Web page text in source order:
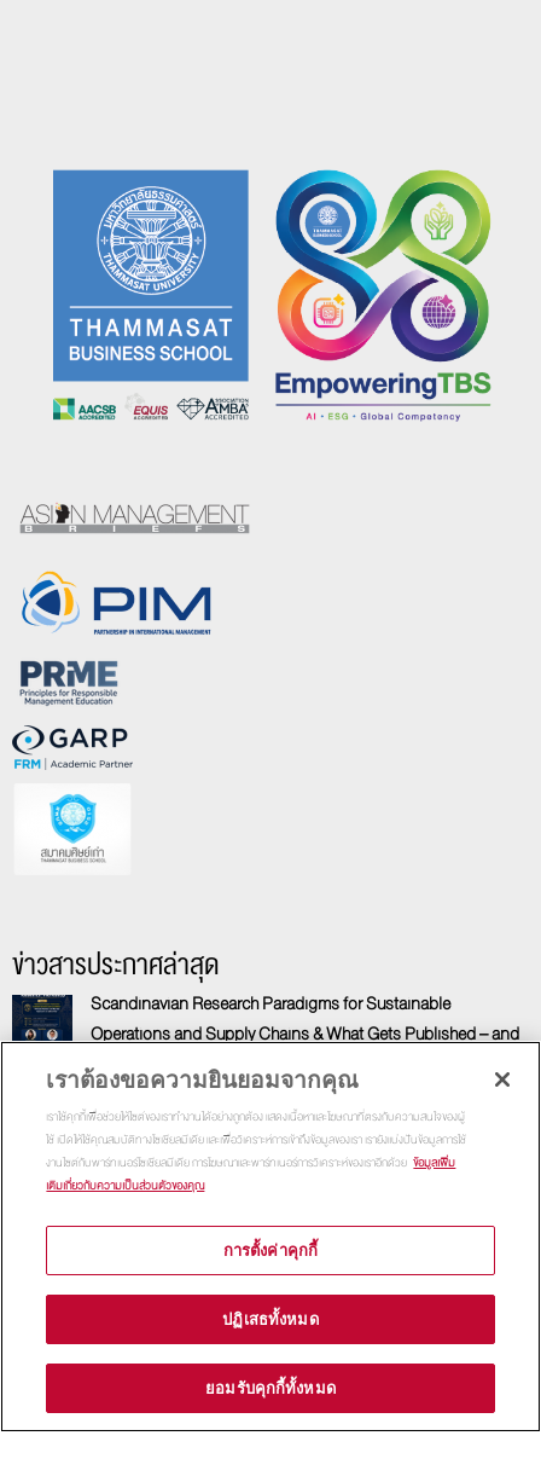
ข่าวสารประกาศล่าสุด
Scandinavian Research Paradigms for Sustainable
Operations and Supply Chains & What Gets Published – and
Why Most Papers Don’t: An Editor’s View
“Scandinavian Research Paradigms for Sustainable Operations and Supply Chains &
What Gets
7 August, 2026
เสริมความคิด ติดปีกวิชาชีพ กับคณะพาณิชย์ฯ ธรรมศาสตร์
“โครงการสัมมนา เสริมความคิด ติดปีกวิชาชีพ กับคณะพาณิชย์ฯ ธรรมศาสตร์” ประกาศรายชื่อ
17 July, 2026
เราต้องขอความยินยอมจากคุณ
เราใช้คุกกี้เพื่อช่วยให้ไซต์ของเราทำงานได้อย่างถูกต้อง แสดงเนื้อหาและโฆษณาที่ตรงกับความสนใจของผู้
ใช้ เปิดให้ใช้คุณสมบัติทางโซเชียลมีเดีย และเพื่อวิเคราะห์การเข้าถึงข้อมูลของเรา เรายังแบ่งปันข้อมูลการใช้
งานไซต์กับพาร์ทเนอร์โซเชียลมีเดีย การโฆษณาและพาร์ทเนอร์การวิเคราะห์ของเราอีกด้วย ข้อมูลเพิ่ม
เติมเกี่ยวกับความเป็นส่วนตัวของคุณ
การตั้งค่าคุกกี้
ปฏิเสธทั้งหมด
ยอมรับคุกกี้ทั้งหมด